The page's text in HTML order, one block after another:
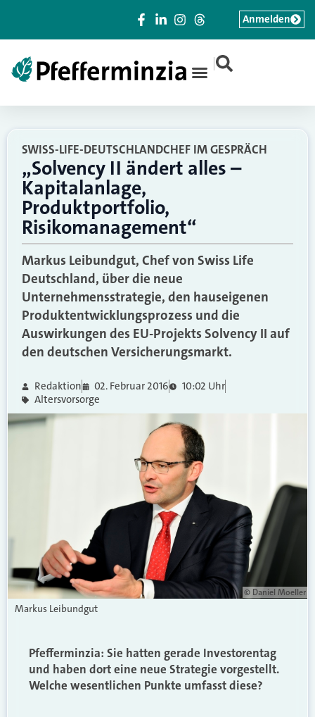
|
Anmelden
SWISS-LIFE-DEUTSCHLANDCHEF IM GESPRÄCH
„Solvency II ändert alles –
Kapitalanlage,
Produktportfolio,
Risikomanagement“
Markus Leibundgut, Chef von Swiss Life
Deutschland, über die neue
Unternehmensstrategie, den hauseigenen
Produktentwicklungsprozess und die
Auswirkungen des EU-Projekts Solvency II auf
den deutschen Versicherungsmarkt.
Redaktion 02. Februar 2016
10:02 Uhr
Altersvorsorge
© Daniel Moeller
Markus Leibundgut
Pfefferminzia: Sie hatten gerade Investorentag
und haben dort eine neue Strategie vorgestellt.
Welche wesentlichen Punkte umfasst diese?